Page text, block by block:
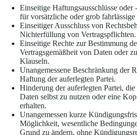
Einseitige Haftungsausschlüsse oder
für vorsätzliche oder grob
Einseitiger Ausschluss von
Nichterfüllung von Vertragspflichten.
Einseitige Rechte zur Bestimmung
Vertragsgemäßheit von Daten oder
Klauseln.
Unangemessene Beschränkung der
Haftung der auferlegten Partei.
Hinderung der auferlegten Partei, die
Daten selbst zu nutzen oder eine
erhalten.
Unangemessen kurze
Möglichkeit, wesentliche
Grund zu ändern, ohne